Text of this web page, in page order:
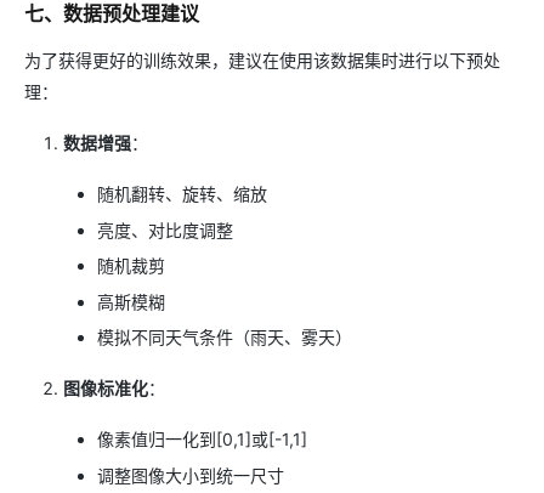
七、数据预处理建议
为了获得更好的训练效果，建议在使用该数据集时进行以下预处
理：
数据增强：
随机翻转、旋转、缩放
亮度、对比度调整
随机裁剪
高斯模糊
模拟不同天气条件（雨天、雾天）
图像标准化：
像素值归一化到[0,1]或[-1,1]
调整图像大小到统一尺寸